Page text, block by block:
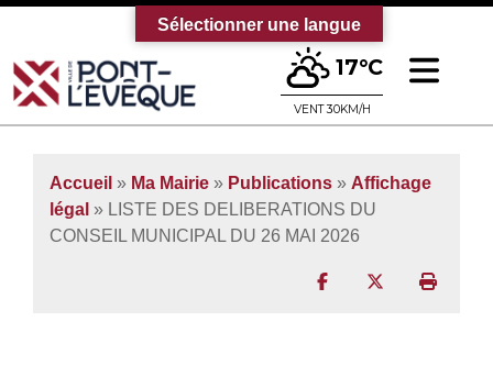
Bienvenue sur le site officiel de la
17°C
VENT 30KM/H
Accueil » Ma Mairie » Publications » Affichage
légal » LISTE DES DELIBERATIONS DU
CONSEIL MUNICIPAL DU 26 MAI 2026
Partager surPartager sur
Sélectionner une langue